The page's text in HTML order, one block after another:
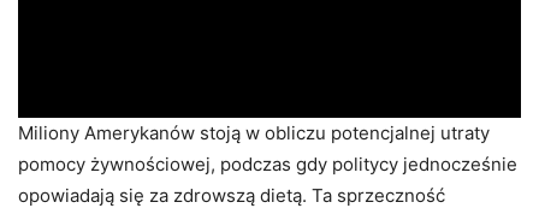
Miliony Amerykanów stoją w obliczu potencjalnej utraty
pomocy żywnościowej, podczas gdy politycy jednocześnie
opowiadają się za zdrowszą dietą. Ta sprzeczność